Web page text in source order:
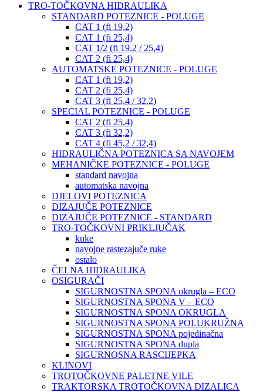
TRO-TOČKOVNA HIDRAULIKA
STANDARD POTEZNICE - POLUGE
CAT 1 (fi 19,2)
CAT 1 (fi 25,4)
CAT 1/2 (fi 19,2 / 25,4)
CAT 2 (fi 25,4)
AUTOMATSKE POTEZNICE - POLUGE
CAT 1 (fi 19,2)
CAT 2 (fi 25,4)
CAT 3 (fi 25,4 / 32,2)
SPECIAL POTEZNICE - POLUGE
CAT 2 (fi 25,4)
CAT 3 (fi 32,2)
CAT 4 (fi 45,2 / 32,4)
HIDRAULIČNA POTEZNICA SA NAVOJEM
MEHANIČKE POTEZNICE - POLUGE
standard navojna
automatska navojna
DJELOVI POTEZNICA
DIZAJUČE POTEZNICE
DIZAJUČE POTEZNICE - STANDARD
TRO-TOČKOVNI PRIKLJUČAK
kuke
navojne rastezajuče ruke
ostalo
ČELNA HIDRAULIKA
OSIGURAČI
SIGURNOSTNA SPONA okrugla – ECO
SIGURNOSTNA SPONA V – ECO
SIGURNOSTNA SPONA OKRUGLA
SIGURNOSTNA SPONA POLUKRUŽNA
SIGURNOSTNA SPONA pojedinačna
SIGURNOSTNA SPONA dupla
SIGURNOSNA RASCIJEPKA
KLINOVI
TROTOČKOVNE PALETNE VILE
TRAKTORSKA TROTOČKOVNA DIZALICA